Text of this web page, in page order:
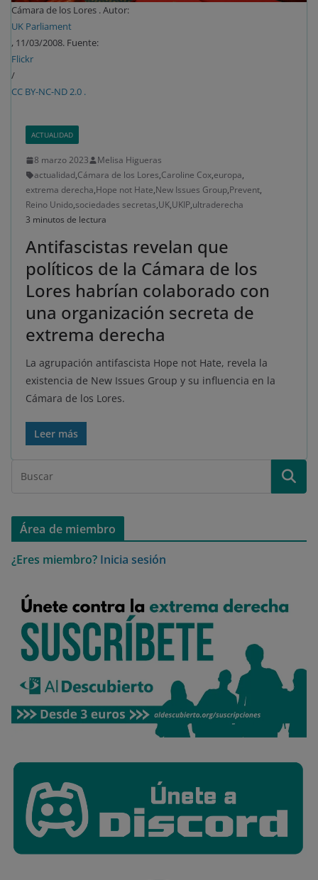
Cámara de los Lores . Autor:
UK Parliament
, 11/03/2008. Fuente:
Flickr
/
CC BY-NC-ND 2.0 .
ACTUALIDAD
8 marzo 2023
Melisa Higueras
actualidad,Cámara de los Lores,Caroline Cox,europa,
extrema derecha,Hope not Hate,New Issues Group,Prevent,
Reino Unido,sociedades secretas,UK,UKIP,ultraderecha
3 minutos de lectura
Antifascistas revelan que
políticos de la Cámara de los
Lores habrían colaborado con
una organización secreta de
extrema derecha
La agrupación antifascista Hope not Hate, revela la
existencia de New Issues Group y su influencia en la
Cámara de los Lores.
Leer más
Área de miembro
¿Eres miembro? Inicia sesión